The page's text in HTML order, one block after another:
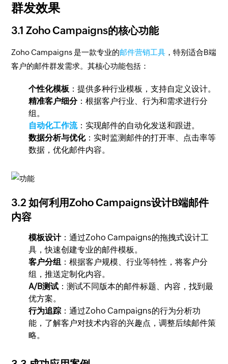
群发效果
3.1 Zoho Campaigns的核心功能
Zoho Campaigns 是一款专业的邮件营销工具 ，特别适合B端
客户的邮件群发需求。其核心功能包括：
个性化模板 ：提供多种行业模板，支持自定义设计。
精准客户细分：根据客户行业、行为和需求进行分
组。
自动化工作流：实现邮件的自动化发送和跟进。
数据分析与优化：实时监测邮件的打开率、点击率等
数据，优化邮件内容。
3.2 如何利用Zoho Campaigns设计B端邮件
内容
模板设计：通过Zoho Campaigns的拖拽式设计工
具，快速创建专业的邮件模板。
客户分组 ：根据客户规模、行业等特性，将客户分
组，推送定制化内容。
A/B测试 ：测试不同版本的邮件标题、内容，找到最
优方案。
行为追踪 ：通过Zoho Campaigns的行为分析功
能，了解客户对技术内容的兴趣点，调整后续邮件策
略。